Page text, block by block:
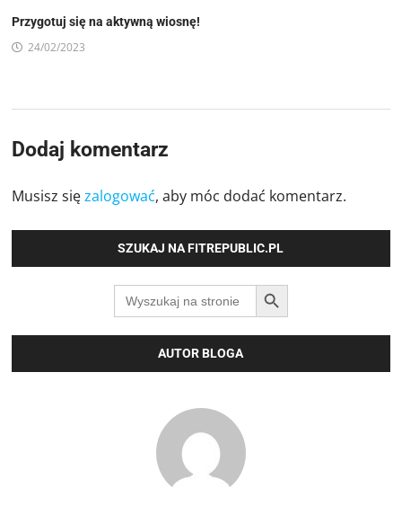
Przygotuj się na aktywną wiosnę!
24/02/2023
Dodaj komentarz
Musisz sięzalogować, aby móc dodać komentarz.
SZUKAJ NA FITREPUBLIC.PL
Search
for:
SEARCH BUTTON
AUTOR BLOGA